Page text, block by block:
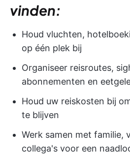
vinden:
Houd vluchten,
op één plek bij
Organiseer reisroutes,
abonnementen en
Houd uw reiskosten bij
te blijven
Werk samen met familie,
collega's voor een